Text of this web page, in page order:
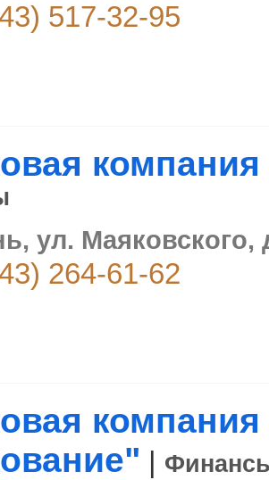
517-32-95
ул. Маяковского,
264-61-62